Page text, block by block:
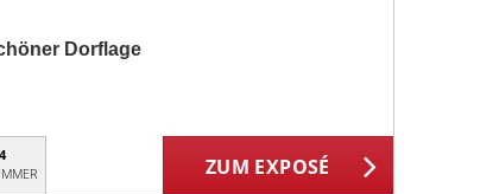
Dorflage
ZUM EXPOSÉ